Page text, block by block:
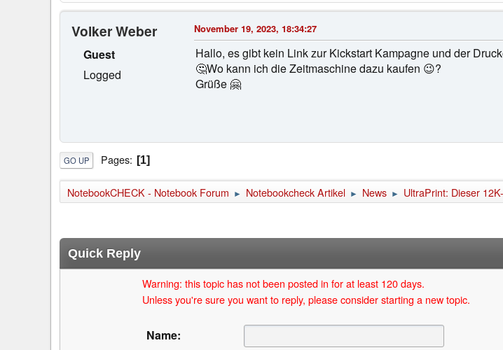
Volker Weber
Guest
Logged
November 19, 2023, 18:34:27
Hallo, es gibt kein Link zur Kickstart Kampagne und der
🤔Wo kann ich die Zeitmaschine dazu kaufen 😉?
Grüße 🤗
GO UP Pages 1
NotebookCHECK - Notebook Forum ► Notebookcheck Artikel ► News ►
UltraPrint: Dieser
Quick Reply
Warning: this topic has not been posted in for at least 120 days.
Unless you're sure you want to reply, please consider starting a new topic.
Name: